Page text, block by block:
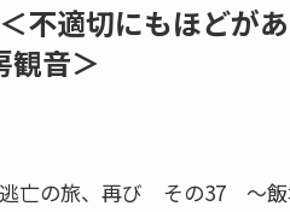
不適切にもほど
観音＞
亡の旅、再び その37 ～飯